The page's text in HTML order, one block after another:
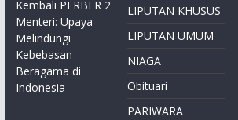
Kembali PERBER 2
Menteri: Upaya
Melindungi
Kebebasan
Beragama di
Indonesia
LIPUTAN KHUSUS
LIPUTAN UMUM
NIAGA
Obituari
PARIWARA